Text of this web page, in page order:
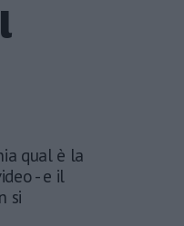
qual è la
- e il
si